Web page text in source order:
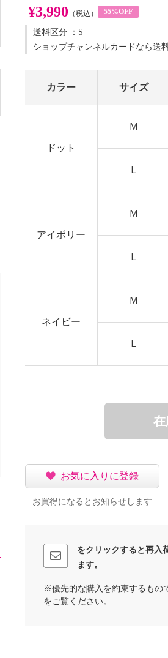
chaki
¥3,990 （税込） 55%OFF
送料区分 ：S
ショップチャンネルカードなら送
カラー サイズ
ドット
Ｍ
Ｌ
アイボリー
Ｍ
Ｌ
ネイビー
Ｍ
Ｌ
在
お気に入りに登録
お買得になるとお知らせします
をクリックすると再入
ます。
※優先的な購入を約束するもの
をご覧ください。